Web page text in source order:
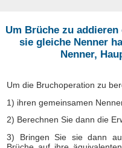
Um Brüche zu
sie gleiche Nenner
Nenner,
Um die Bruchoperation zu
1) ihren gemeinsamen
2) Berechnen Sie dann die
3) Bringen Sie sie dann